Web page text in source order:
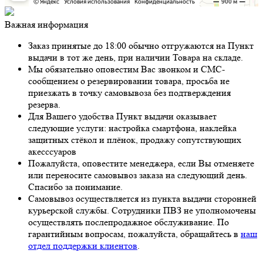
Важная информация
Заказ принятые до 18:00 обычно отгружаются на Пункт
выдачи в тот же день, при наличии Товара на складе.
Мы обязательно оповестим Вас звонком и СМС-
сообщением о резервировании товара, просьба не
приезжать в точку самовывоза без подтверждения
резерва.
Для Вашего удобства Пункт выдачи оказывает
следующие услуги: настройка смартфона, наклейка
защитных стёкол и плёнок, продажу сопутствующих
акесссуаров
Пожалуйста, оповестите менеджера, если Вы отменяете
или переносите самовывоз заказа на следующий день.
Спасибо за понимание.
Самовывоз осуществляется из пункта выдачи сторонней
курьерской службы. Сотрудники ПВЗ не уполномочены
осуществлять послепродажное обслуживание. По
гарантийным вопросам, пожалуйста, обращайтесь в наш
отдел поддержки клиентов.